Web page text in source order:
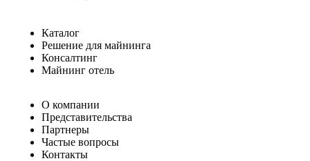
Каталог
Решение для майнинга
Консалтинг
Майнинг отель
О компании
Представительства
Партнеры
Частые вопросы
Контакты